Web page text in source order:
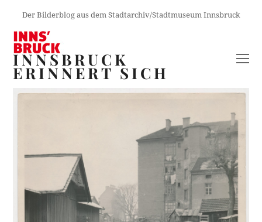
Der Bilderblog aus dem Stadtarchiv/Stadtmuseum Innsbruck
INNSBRUCK
ERINNERT SICH